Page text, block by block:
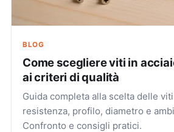
BLOG
Come scegliere viti in
ai criteri di qualità
Guida completa alla scelta delle
resistenza, profilo, diametro e
Confronto e consigli pratici.